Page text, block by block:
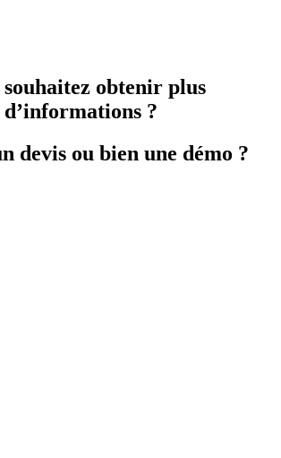
souhaitez obtenir plus
d’informations ?
devis ou bien une démo ?